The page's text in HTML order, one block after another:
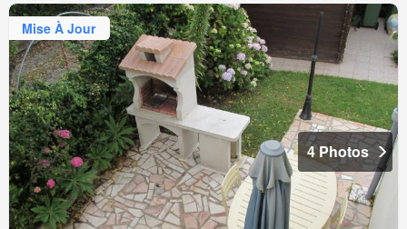
Mise À Jour
4 Photos